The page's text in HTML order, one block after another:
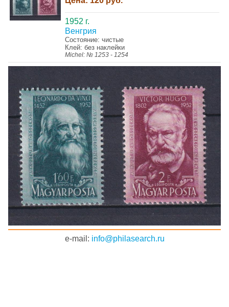
1952 г.
Венгрия
Состояние: чистые
Клей: без наклейки
Michel: № 1253 - 1254
e-mail: info@philasearch.ru